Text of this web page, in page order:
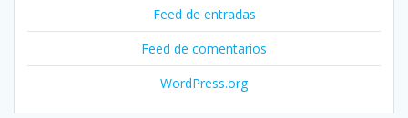
Feed de entradas
Feed de comentarios
WordPress.org